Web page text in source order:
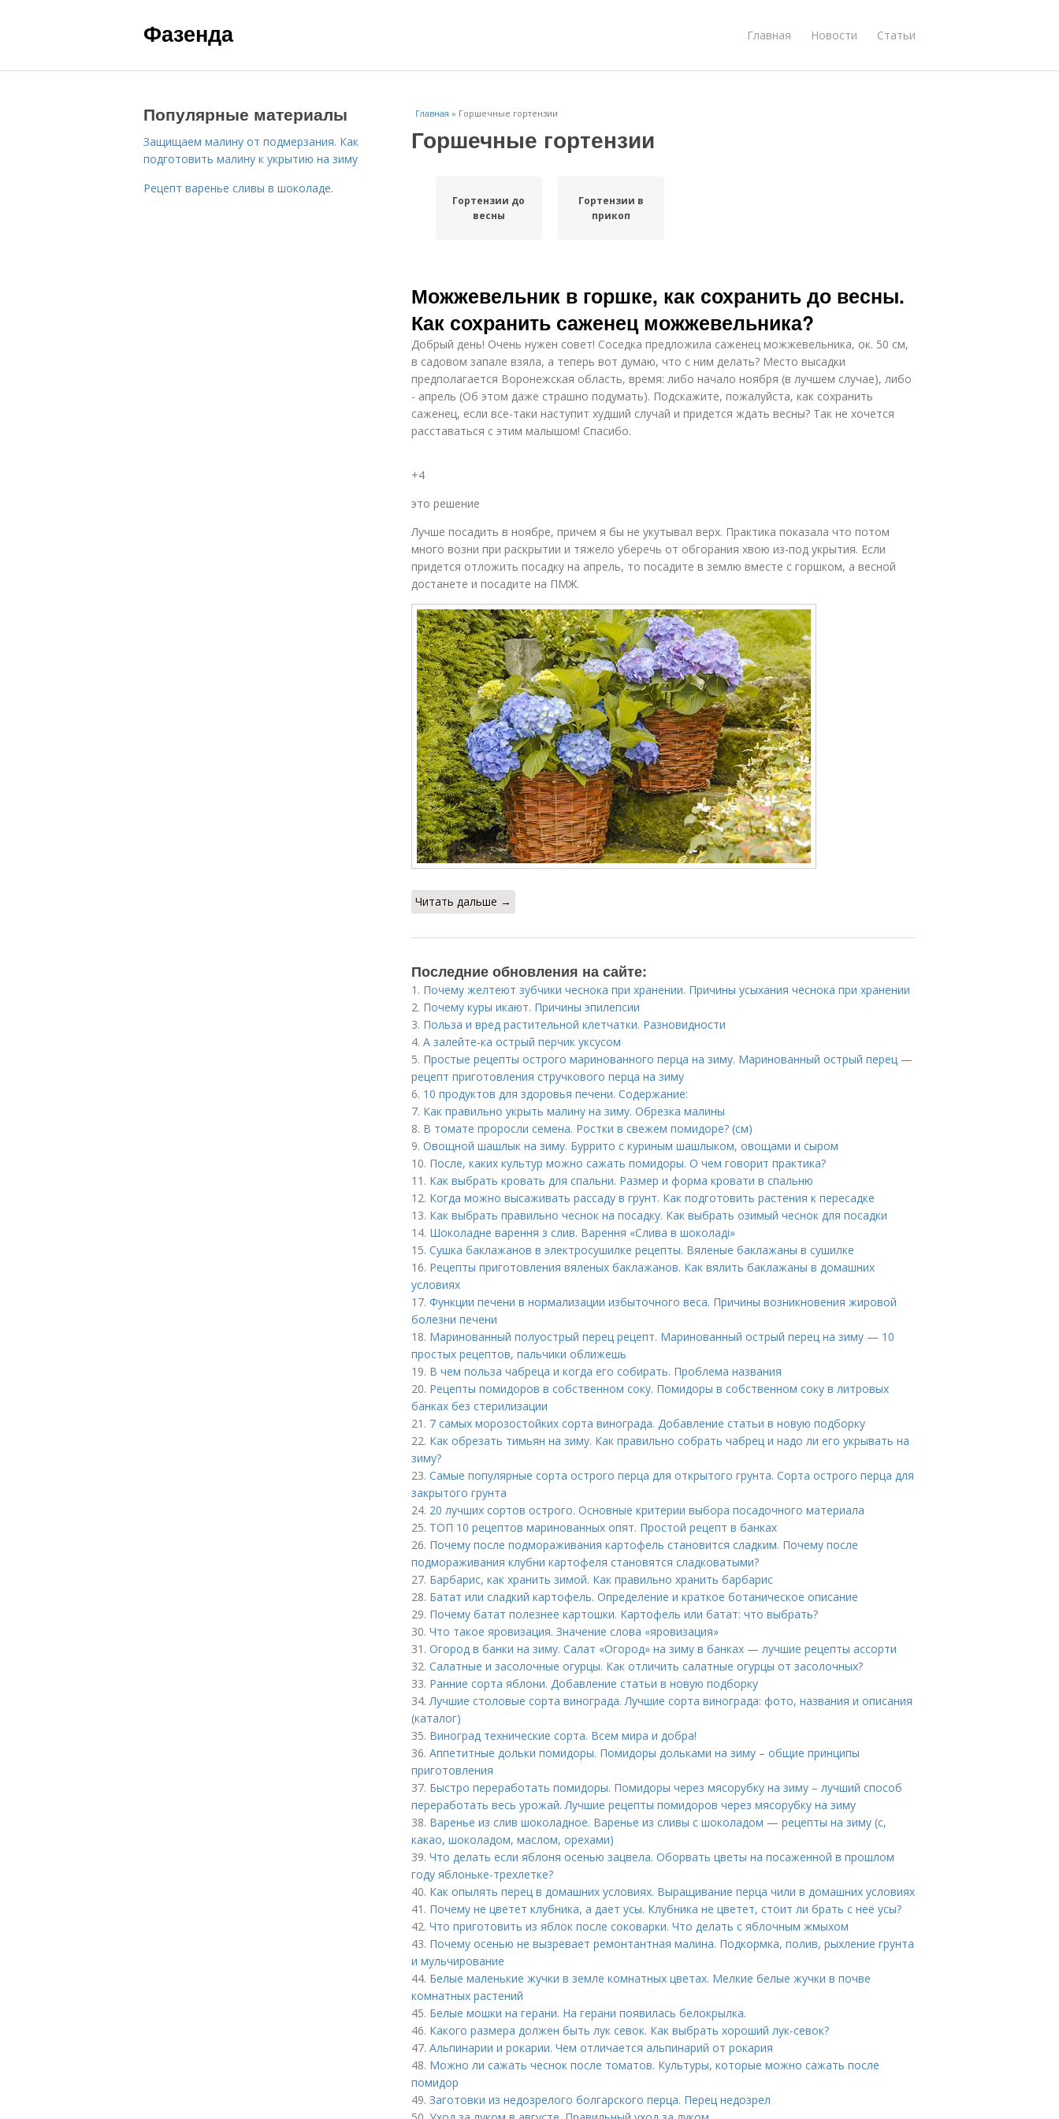
Фазенда Главная Новости Статьи
Главная » Горшечные гортензии
Горшечные гортензии
Гортензии до
весны
Гортензии в
прикоп
Можжевельник в горшке, как сохранить до весны.
Как сохранить саженец можжевельника?
Добрый день! Очень нужен совет! Соседка предложила саженец можжевельника, ок. 50 см,
в садовом запале взяла, а теперь вот думаю, что с ним делать? Место высадки
предполагается Воронежская область, время: либо начало ноября (в лучшем случае), либо
- апрель (Об этом даже страшно подумать). Подскажите, пожалуйста, как сохранить
саженец, если все-таки наступит худший случай и придется ждать весны? Так не хочется
расставаться с этим малышом! Спасибо.
+4
это решение
Лучше посадить в ноябре, причем я бы не укутывал верх. Практика показала что потом
много возни при раскрытии и тяжело уберечь от обгорания хвою из-под укрытия. Если
придется отложить посадку на апрель, то посадите в землю вместе с горшком, а весной
достанете и посадите на ПМЖ.
Читать дальше →
Последние обновления на сайте:
1. Почему желтеют зубчики чеснока при хранении. Причины усыхания чеснока при хранении
2. Почему куры икают. Причины эпилепсии
3. Польза и вред растительной клетчатки. Разновидности
4. А залейте-ка острый перчик уксусом
5. Простые рецепты острого маринованного перца на зиму. Маринованный острый перец —
рецепт приготовления стручкового перца на зиму
6. 10 продуктов для здоровья печени. Содержание:
7. Как правильно укрыть малину на зиму. Обрезка малины
8. В томате проросли семена. Ростки в свежем помидоре? (см)
9. Овощной шашлык на зиму. Буррито с куриным шашлыком, овощами и сыром
10. После, каких культур можно сажать помидоры. О чем говорит практика?
11. Как выбрать кровать для спальни. Размер и форма кровати в спальню
12. Когда можно высаживать рассаду в грунт. Как подготовить растения к пересадке
13. Как выбрать правильно чеснок на посадку. Как выбрать озимый чеснок для посадки
14. Шоколадне варення з слив. Варення «Слива в шоколаді»
15. Сушка баклажанов в электросушилке рецепты. Вяленые баклажаны в сушилке
16. Рецепты приготовления вяленых баклажанов. Как вялить баклажаны в домашних
условиях
17. Функции печени в нормализации избыточного веса. Причины возникновения жировой
болезни печени
18. Маринованный полуострый перец рецепт. Маринованный острый перец на зиму — 10
простых рецептов, пальчики оближешь
19. В чем польза чабреца и когда его собирать. Проблема названия
20. Рецепты помидоров в собственном соку. Помидоры в собственном соку в литровых
банках без стерилизации
21. 7 самых морозостойких сорта винограда. Добавление статьи в новую подборку
22. Как обрезать тимьян на зиму. Как правильно собрать чабрец и надо ли его укрывать на
зиму?
23. Самые популярные сорта острого перца для открытого грунта. Сорта острого перца для
закрытого грунта
24. 20 лучших сортов острого. Основные критерии выбора посадочного материала
25. ТОП 10 рецептов маринованных опят. Простой рецепт в банках
26. Почему после подмораживания картофель становится сладким. Почему после
подмораживания клубни картофеля становятся сладковатыми?
27. Барбарис, как хранить зимой. Как правильно хранить барбарис
28. Батат или сладкий картофель. Определение и краткое ботаническое описание
29. Почему батат полезнее картошки. Картофель или батат: что выбрать?
30. Что такое яровизация. Значение слова «яровизация»
31. Огород в банки на зиму. Салат «Огород» на зиму в банках — лучшие рецепты ассорти
32. Салатные и засолочные огурцы. Как отличить салатные огурцы от засолочных?
33. Ранние сорта яблони. Добавление статьи в новую подборку
34.Лучшие столовые сорта винограда. Лучшие сорта винограда: фото, названия и описания
(каталог)
35. Виноград технические сорта. Всем мира и добра!
36. Аппетитные дольки помидоры. Помидоры дольками на зиму – общие принципы
приготовления
37. Быстро переработать помидоры. Помидоры через мясорубку на зиму – лучший способ
переработать весь урожай. Лучшие рецепты помидоров через мясорубку на зиму
38. Варенье из слив шоколадное. Варенье из сливы с шоколадом — рецепты на зиму (с,
какао, шоколадом, маслом, орехами)
39. Что делать если яблоня осенью зацвела. Оборвать цветы на посаженной в прошлом
году яблоньке-трехлетке?
40. Как опылять перец в домашних условиях. Выращивание перца чили в домашних условиях
41. Почему не цветет клубника, а дает усы. Клубника не цветет, стоит ли брать с неё усы?
42. Что приготовить из яблок после соковарки. Что делать с яблочным жмыхом
43. Почему осенью не вызревает ремонтантная малина. Подкормка, полив, рыхление грунта
и мульчирование
44. Белые маленькие жучки в земле комнатных цветах. Мелкие белые жучки в почве
комнатных растений
45. Белые мошки на герани. На герани появилась белокрылка.
46. Какого размера должен быть лук севок. Как выбрать хороший лук-севок?
47. Альпинарии и рокарии. Чем отличается альпинарий от рокария
48. Можно ли сажать чеснок после томатов. Культуры, которые можно сажать после
помидор
49. Заготовки из недозрелого болгарского перца. Перец недозрел
Популярные материалы
Защищаем малину от подмерзания. Как
подготовить малину к укрытию на зиму
Рецепт варенье сливы в шоколаде.